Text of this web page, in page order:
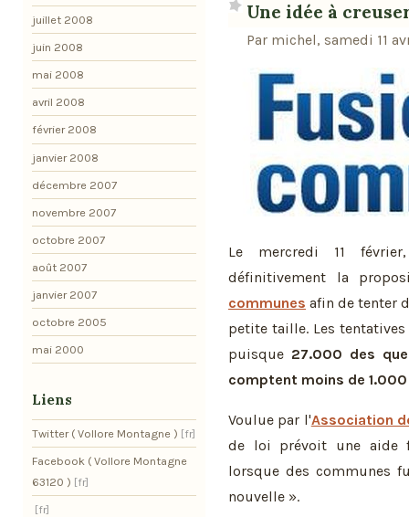
Une idée à
Par michel, samedi 11
Le mercredi 11
définitivement la
communes afin de tenter
petite taille. Les
puisque 27.000 des
comptent moins de
Voulue par l'Association
de loi prévoit une aide
lorsque des communes
nouvelle ».
juillet 2008
juin 2008
mai 2008
avril 2008
février 2008
janvier 2008
décembre 2007
novembre 2007
octobre 2007
août 2007
janvier 2007
octobre 2005
mai 2000
Liens
Twitter ( Vollore Montagne )
Facebook ( Vollore Montagne
63120 )